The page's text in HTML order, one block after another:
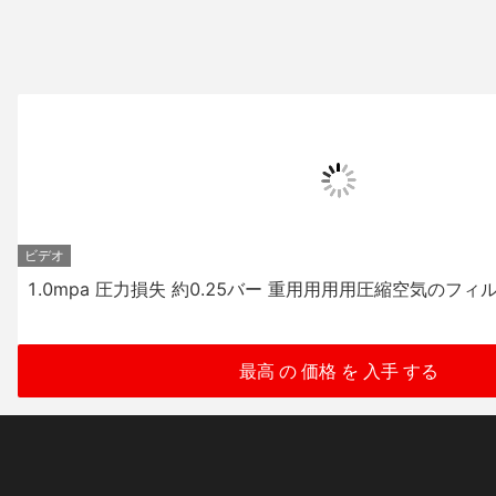
ビデオ
1.0mpa 圧力損失 約0.25バー 重用用用用圧縮空気のフィ
最高 の 価格 を 入手 する